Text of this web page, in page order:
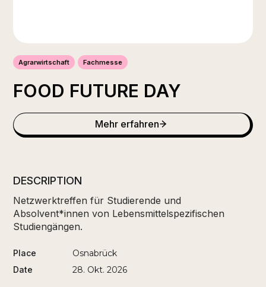
Agrarwirtschaft Fachmesse
FOOD FUTURE DAY
Mehr erfahren
DESCRIPTION
Netzwerktreffen für Studierende und
Absolvent*innen von Lebensmittelspezifischen
Studiengängen.
Place Osnabrück
Date 28. Okt. 2026